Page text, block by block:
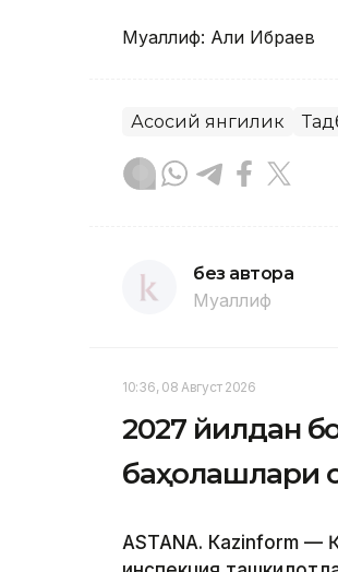
Муаллиф: Али Ибраев
Асосий янгилик
без автора
Муаллиф
10:36, 08 Август 2026
2027 йилдан
баҳолашлари
ASTANА. Кazinform —